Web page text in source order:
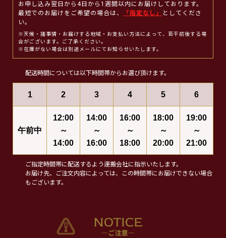
お申し込み翌日から4日から1週間以内にお届けしております。
最短でのお届けをご希望の場合は、
「指定なし」
としてくださ
い。
※天候・諸事情・お届けする地域・お支払い方法によって、若干前後する場
合がございます。ご了承ください。
※在庫がない場合は別途メールにてお知らせいたします。
配送時間については以下時間帯からお選び頂けます。
1 2 3 4 5 6
午前中
12:00
～
14:00
14:00
～
16:00
16:00
～
18:00
18:00
～
20:00
19:00
～
21:00
ご指定時間帯に配送するよう運搬会社に指示いたします。
お届け先、ご注文内容によっては、この時間帯にお届けできない場合
もございます。